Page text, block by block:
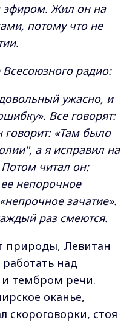
эфиром. Жил он на
потому что не
радио:
ужасно, и
Все говорят:
говорит: «Там было
а я исправил на
читал он:
непорочное
зачатие».
раз смеются.
природы, Левитан
работать над
тембром речи.
оканье,
скороговорки, стоя